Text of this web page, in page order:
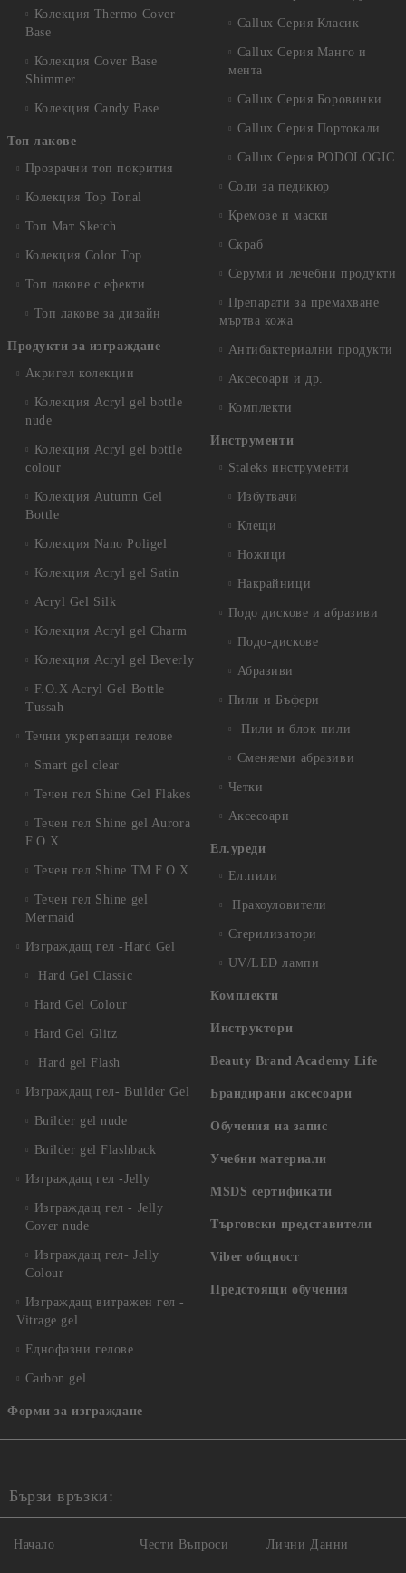
Колекция Thermo Cover
Base
Колекция Cover Base
Shimmer
Колекция Candy Base
Топ лакове
Прозрачни топ покрития
Колекция Top Tonal
Топ Мат Sketch
Колекция Color Top
Топ лакове с ефекти
Топ лакове за дизайн
Продукти за изграждане
Акригел колекции
Колекция Acryl gel bottle
nude
Колекция Acryl gel bottle
colour
Колекция Autumn Gel
Bottle
Колекция Nano Poligel
Колекция Acryl gel Satin
Acryl Gel Silk
Колекция Acryl gel Charm
Колекция Acryl gel Beverly
F.O.X Acryl Gel Bottle
Tussah
Течни укрепващи гелове
Smart gel clear
Течен гел Shine Gel Flakes
Течен гел Shine gel Aurora
F.O.X
Течен гел Shine TM F.O.X
Течен гел Shine gel
Mermaid
Изграждащ гел -Hard Gel
Hard Gel Classic
Hard Gel Colour
Hard Gel Glitz
Hard gel Flash
Изграждащ гел- Builder Gel
Builder gel nude
Builder gel Flashback
Изграждащ гел -Jelly
Изграждащ гел - Jelly
Cover nude
Изграждащ гел- Jelly
Colour
Изграждащ витражен гел -
Vitrage gel
Еднофазни гелове
Carbon gel
Форми за изграждане
Callux Серия Класик
Callux Серия Манго и
мента
Callux Серия Боровинки
Callux Серия Портокали
Callux Серия PODOLOGIC
Соли за педикюр
Кремове и маски
Скраб
Серуми и лечебни продукти
Препарати за премахване
мъртва кожа
Антибактериални продукти
Аксесоари и др.
Комплекти
Инструменти
Staleks инструменти
Избутвачи
Клещи
Ножици
Накрайници
Подо дискове и абразиви
Подо-дискове
Абразиви
Пили и Бъфери
Пили и блок пили
Сменяеми абразиви
Четки
Аксесоари
Ел.уреди
Ел.пили
Прахоуловители
Стерилизатори
UV/LED лампи
Комплекти
Инструктори
Beauty Brand Academy Life
Брандирани аксесоари
Обучения на запис
Учебни материали
MSDS сертификати
Търговски представители
Viber общност
Предстоящи обучения
Бързи връзки:
Начало Чести Въпроси Лични Данни